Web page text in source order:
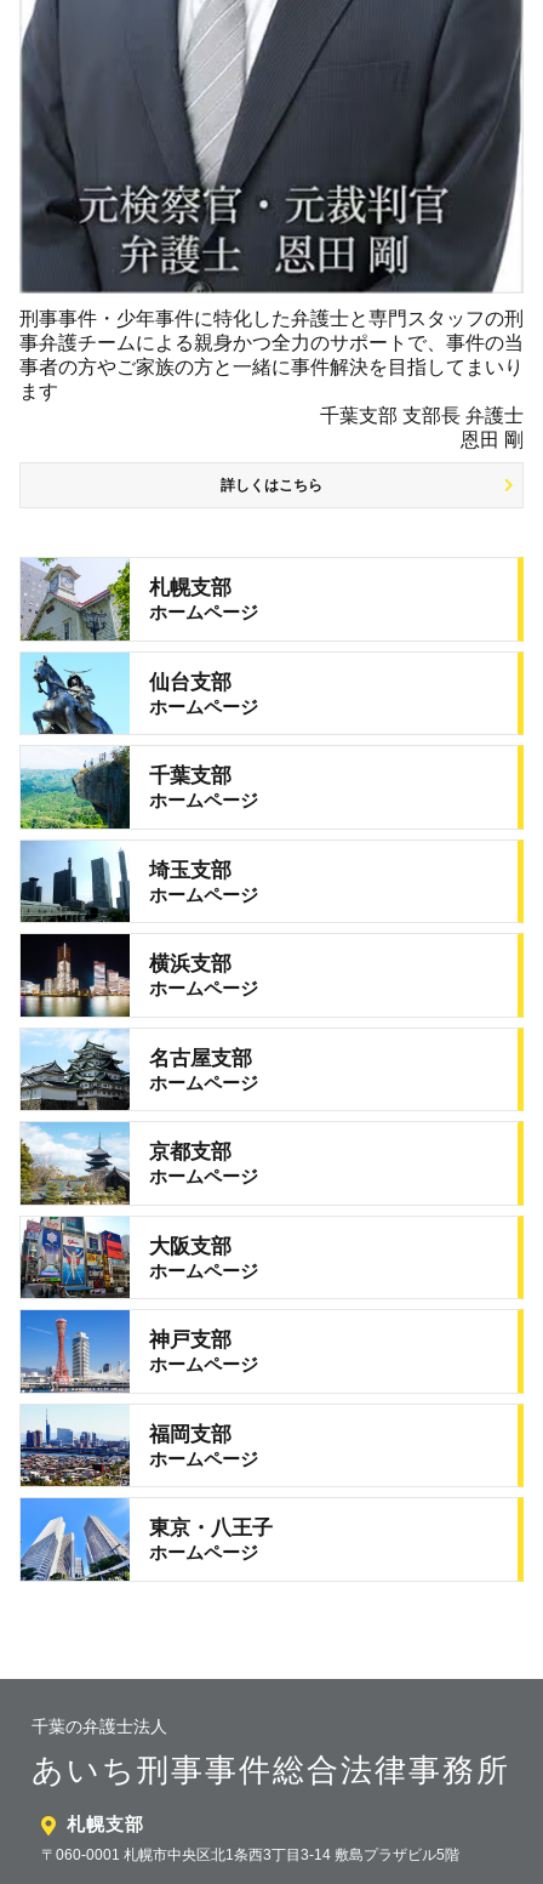
刑事事件・少年事件に特化した弁護士と専門スタッフの刑
事弁護チームによる親身かつ全力のサポートで、事件の当
事者の方やご家族の方と一緒に事件解決を目指してまいり
ます
千葉支部 支部長 弁護士
恩田 剛
詳しくはこちら
札幌支部
ホームページ
仙台支部
ホームページ
千葉支部
ホームページ
埼玉支部
ホームページ
横浜支部
ホームページ
名古屋支部
ホームページ
京都支部
ホームページ
大阪支部
ホームページ
神戸支部
ホームページ
福岡支部
ホームページ
東京・八王子
ホームページ
千葉の弁護士法人
あいち刑事事件総合法律事務所
札幌支部
〒060-0001 札幌市中央区北1条西3丁目3-14 敷島プラザビル5階